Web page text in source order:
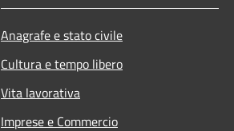
Anagrafe e stato civile
Cultura e tempo libero
Vita lavorativa
Imprese e Commercio